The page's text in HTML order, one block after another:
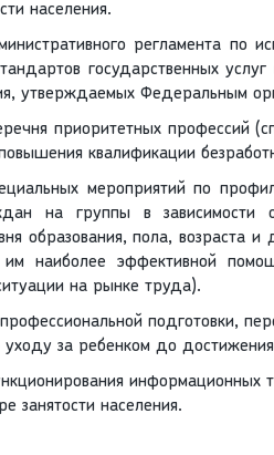
населения.
регламента по
государственных
утверждаемых Федеральным
приоритетных профессий
квалификации
мероприятий по
на группы в
образования, пола, возраста
им наиболее эффективной
на рынке труда).
подготовки,
за ребенком до
информационных
занятости населения.